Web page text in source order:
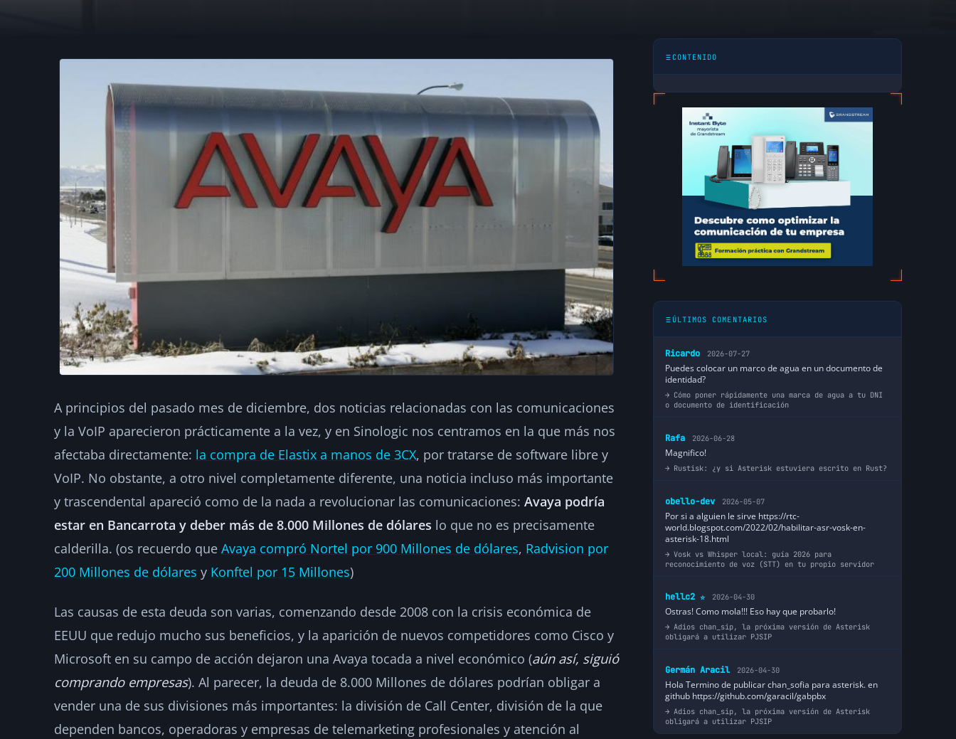
Avaya entra en concurso de acreedores y
confirma su bancarrota
2 min de lectura· hellc2
A principios del pasado mes de diciembre, dos noticias relacionadas con las comunicaciones
y la VoIP aparecieron prácticamente a la vez, y en Sinologic nos centramos en la que más nos
afectaba directamente: la compra de Elastix a manos de 3CX, por tratarse de software libre y
VoIP. No obstante, a otro nivel completamente diferente, una noticia incluso más importante
y trascendental apareció como de la nada a revolucionar las comunicaciones: Avaya podría
estar en Bancarrota y deber más de 8.000 Millones de dólares lo que no es precisamente
calderilla. (os recuerdo que Avaya compró Nortel por 900 Millones de dólares, Radvision por
200 Millones de dólares y Konftel por 15 Millones)
Las causas de esta deuda son varias, comenzando desde 2008 con la crisis económica de
EEUU que redujo mucho sus beneficios, y la aparición de nuevos competidores como Cisco y
Microsoft en su campo de acción dejaron una Avaya tocada a nivel económico (aún así, siguió
comprando empresas). Al parecer, la deuda de 8.000 Millones de dólares podrían obligar a
vender una de sus divisiones más importantes: la división de Call Center, división de la que
dependen bancos, operadoras y empresas de telemarketing profesionales y atención al
CONTENIDO
ÚLTIMOS COMENTARIOS
Ricardo 2026-07-27
Puedes colocar un marco de agua en un documento de
identidad?
Cómo poner rápidamente una marca de agua a tu DNI
o documento de identificación
Rafa 2026-06-28
Magnifico!
Rustisk: ¿y si Asterisk estuviera escrito en Rust?
obello-dev 2026-05-07
Por si a alguien le sirve https://rtc-
world.blogspot.com/2022/02/habilitar-asr-vosk-en-
asterisk-18.html
Vosk vs Whisper local: guía 2026 para
reconocimiento de voz (STT) en tu propio servidor
hellc2 ⭐ 2026-04-30
Ostras! Como mola!!! Eso hay que probarlo!
Adios chan_sip, la próxima versión de Asterisk
obligará a utilizar PJSIP
Germán Aracil 2026-04-30
Hola Termino de publicar chan_sofia para asterisk. en
github https://github.com/garacil/gabpbx
Adios chan_sip, la próxima versión de Asterisk
obligará a utilizar PJSIP